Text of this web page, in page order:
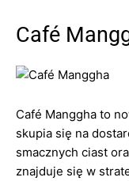
Café
Café Manggha to
skupia się na
smacznych ciast
znajduje się w